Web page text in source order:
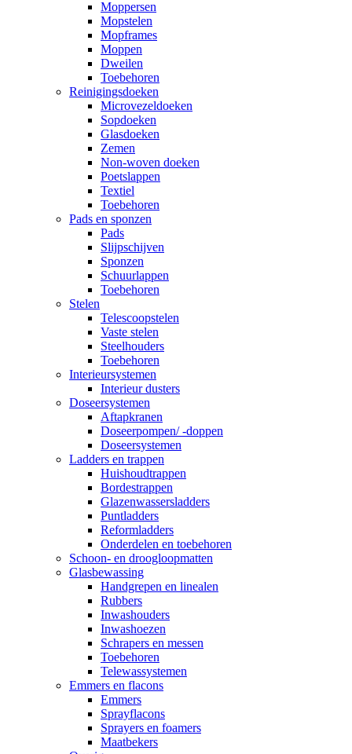
Moppersen
Mopstelen
Mopframes
Moppen
Dweilen
Toebehoren
Reinigingsdoeken
Microvezeldoeken
Sopdoeken
Glasdoeken
Zemen
Non-woven doeken
Poetslappen
Textiel
Toebehoren
Pads en sponzen
Pads
Slijpschijven
Sponzen
Schuurlappen
Toebehoren
Stelen
Telescoopstelen
Vaste stelen
Steelhouders
Toebehoren
Interieursystemen
Interieur dusters
Doseersystemen
Aftapkranen
Doseerpompen/ -doppen
Doseersystemen
Ladders en trappen
Huishoudtrappen
Bordestrappen
Glazenwassersladders
Puntladders
Reformladders
Onderdelen en toebehoren
Schoon- en droogloopmatten
Glasbewassing
Handgrepen en linealen
Rubbers
Inwashouders
Inwashoezen
Schrapers en messen
Toebehoren
Telewassystemen
Emmers en flacons
Emmers
Sprayflacons
Sprayers en foamers
Maatbekers